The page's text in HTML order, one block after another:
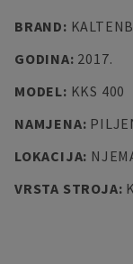
BRAND:
GODINA: 2017.
MODEL: KKS 400
NAMJENA:
LOKACIJA:
VRSTA STROJA: